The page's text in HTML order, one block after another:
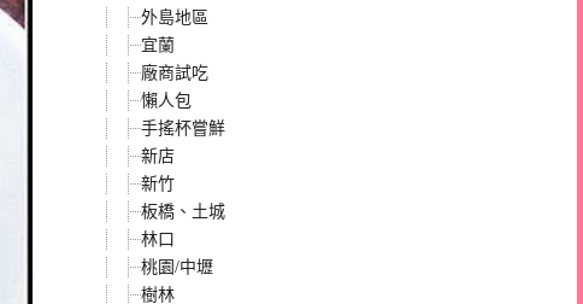
外島地區
宜蘭
廠商試吃
懶人包
手搖杯嘗鮮
新店
新竹
板橋、土城
林口
桃園/中壢
樹林